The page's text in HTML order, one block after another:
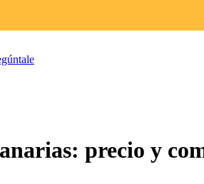
precio y